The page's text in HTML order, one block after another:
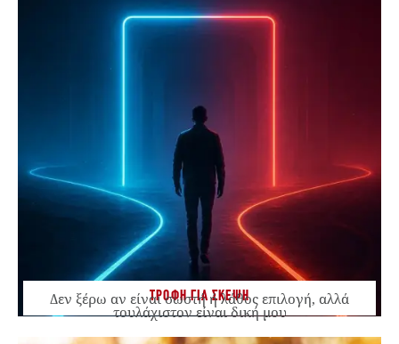
ΤΡΟΦΗ ΓΙΑ ΣΚΕΨΗ
Δεν ξέρω αν είναι σωστή ή λάθος επιλογή, αλλά
τουλάχιστον είναι δική μου